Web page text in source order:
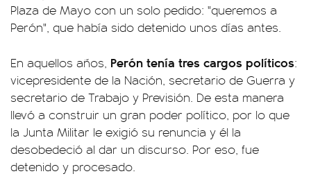
Plaza de Mayo con un solo pedido: "queremos a
Perón", que había sido detenido unos días antes.
En aquellos años, Perón tenía tres cargos políticos:
vicepresidente de la Nación, secretario de Guerra y
secretario de Trabajo y Previsión. De esta manera
llevó a construir un gran poder político, por lo que
la Junta Militar le exigió su renuncia y él la
desobedeció al dar un discurso. Por eso, fue
detenido y procesado.